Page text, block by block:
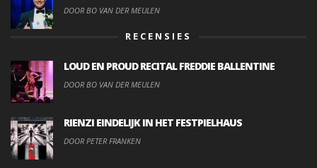
DOOR BO VAN DER MEULEN
RECENSIES
LOUD EN PROUD RECITAL FREDDIE BALLENTINE
DOOR BO VAN DER MEULEN
RIENZI EINDELIJK IN HET FESTPIELHAUS
DOOR PETER FRANKEN